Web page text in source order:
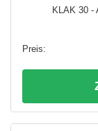
KLAK 30 -